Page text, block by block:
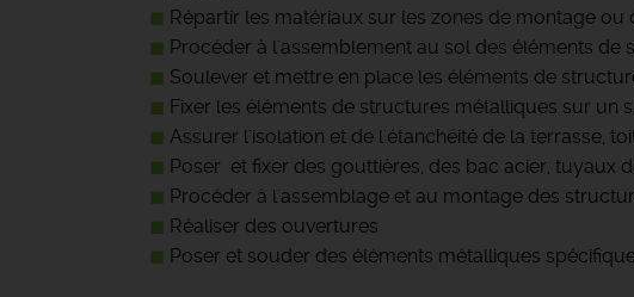
Répartir les matériaux sur les zones de montage ou
Procéder à l'assemblement au sol des éléments de
Soulever et mettre en place les éléments de
Fixer les éléments de structures métalliques sur un
Assurer l'isolation et de l'étanchéité de la terrasse,
Poser et fixer des gouttières, des bac acier, tuyaux
Procéder à l'assemblage et au montage des
Réaliser des ouvertures
Poser et souder des éléments métalliques